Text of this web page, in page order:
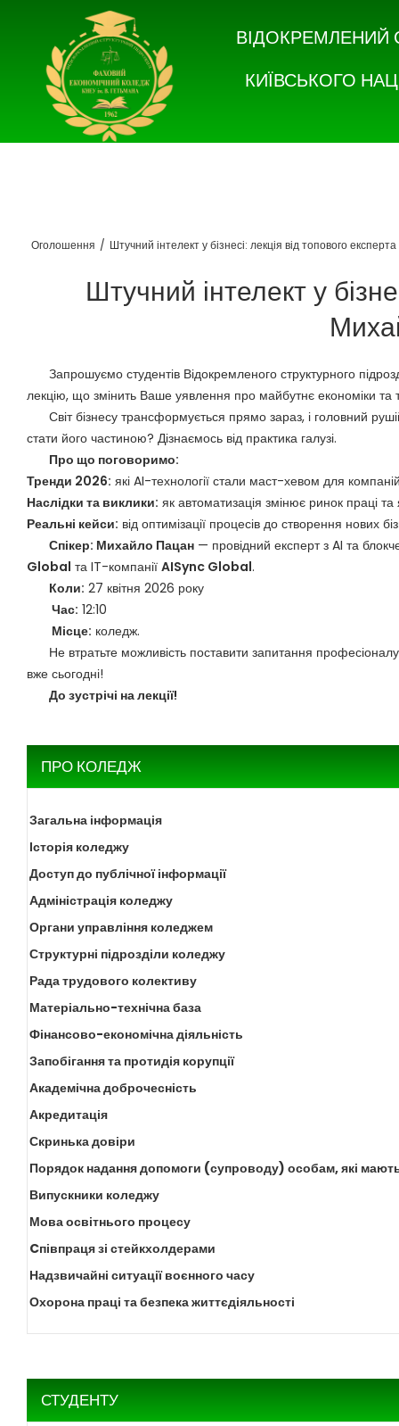
ВІДОКРЕМЛЕНИЙ
КИЇВСЬКОГО
Оголошення / Штучний інтелект у бізнесі: лекція від топового
Штучний інтелект у
Запрошуємо студентів Відокремленого структурного
лекцію, що змінить Ваше уявлення про майбутнє економіки та
Світ бізнесу трансформується прямо зараз, і головний
стати його частиною? Дізнаємось від практика галузі.
Про що поговоримо:
Тренди 2026: які AI-технології стали маст-хевом для
Наслідки та виклики: як автоматизація змінює ринок праці та
Реальні кейси: від оптимізації процесів до створення нових
Спікер: Михайло Пацан — провідний експерт з AI та
Global та IT-компанії AISync Global.
Коли: 27 квітня 2026 року
Час: 12:10
Місце: коледж.
Не втратьте можливість поставити запитання
вже сьогодні!
До зустрічі на лекції!
ПРО КОЛЕДЖ
Загальна інформація
Історія коледжу
Доступ до публічної інформації
Адміністрація коледжу
Органи управління коледжем
Структурні підрозділи коледжу
Рада трудового колективу
Матеріально-технічна база
Фінансово-економічна діяльність
Запобігання та протидія корупції
Академічна доброчесність
Акредитація
Скринька довіри
Порядок надання допомоги (супроводу) особам, які
Випускники коледжу
Мова освітнього процесу
Cпівпраця зі стейкхолдерами
Надзвичайні ситуації воєнного часу
Охорона праці та безпека життєдіяльності
СТУДЕНТУ